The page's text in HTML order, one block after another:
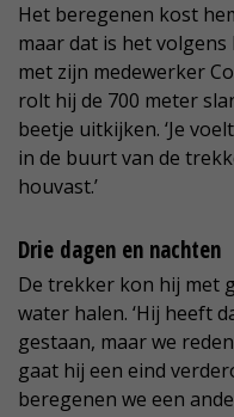
Het beregenen kost
maar dat is het volgens
met zijn medewerker
rolt hij de 700 meter
beetje uitkijken. ‘Je
in de buurt van de
houvast.’
Drie dagen en nachten
De trekker kon hij met
water halen. ‘Hij heeft
gestaan, maar we
gaat hij een eind
beregenen we een